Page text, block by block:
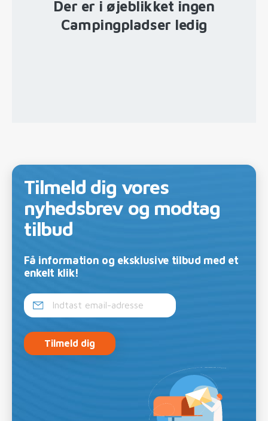
Der er i øjeblikket ingen
Campingpladser ledig
Tilmeld dig vores
nyhedsbrev og modtag
tilbud
Få information og eksklusive tilbud med et
enkelt klik!
Tilmeld dig